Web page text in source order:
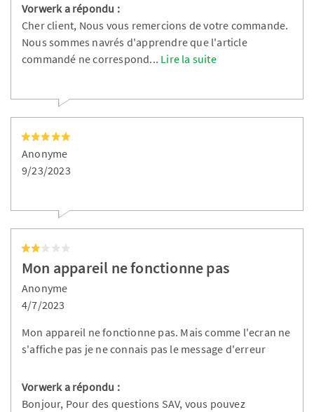
Vorwerk a répondu :
Cher client, Nous vous remercions de votre commande.
Nous sommes navrés d'apprendre que l'article
commandé ne correspond... Lire la suite
Anonyme
9/23/2023
Mon appareil ne fonctionne pas
Anonyme
4/7/2023
Mon appareil ne fonctionne pas. Mais comme l'ecran ne
s'affiche pas je ne connais pas le message d'erreur
Vorwerk a répondu :
Bonjour, Pour des questions SAV, vous pouvez